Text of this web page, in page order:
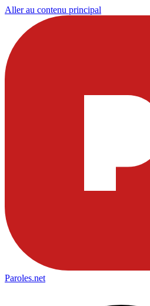
Aller au contenu principal
Paroles.net